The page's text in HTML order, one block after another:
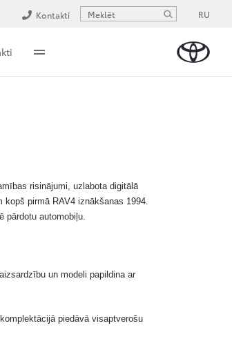
Kontakti RU
risinājumi, uzlabota digitālā
pirmā RAV4 iznākšanas 1994.
pārdotu automobiļu.
un modeli papildina ar
piedāvā visaptverošu